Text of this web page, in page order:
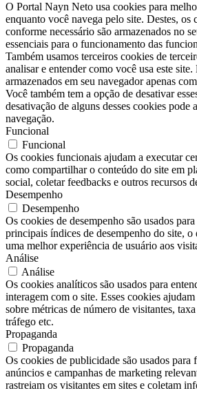
O Portal Nayn Neto usa cookies para
enquanto você navega pelo site. Destes, os
conforme necessário são armazenados no
essenciais para o funcionamento das
Também usamos terceiros cookies de
analisar e entender como você usa este site.
armazenados em seu navegador apenas
Você também tem a opção de desativar
desativação de alguns desses cookies pode
navegação.
Funcional
Funcional
Os cookies funcionais ajudam a executar
como compartilhar o conteúdo do site em
social, coletar feedbacks e outros recursos
Desempenho
Desempenho
Os cookies de desempenho são usados
principais índices de desempenho do site, o
uma melhor experiência de usuário aos
Análise
Análise
Os cookies analíticos são usados ​​para
interagem com o site. Esses cookies
sobre métricas de número de visitantes,
tráfego etc.
Propaganda
Propaganda
Os cookies de publicidade são usados ​​para
anúncios e campanhas de marketing
rastreiam os visitantes em sites e coletam